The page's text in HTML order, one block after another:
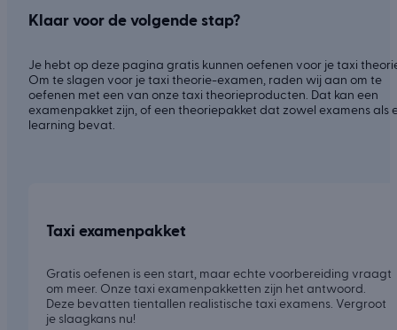
Klaar voor de volgende stap?
Je hebt op deze pagina gratis kunnen oefenen voor je taxi
Om te slagen voor je taxi theorie-examen, raden wij aan om te
oefenen met een van onze taxi theorieproducten. Dat kan een
examenpakket zijn, of een theoriepakket dat zowel examens als
learning bevat.
Taxi examenpakket
Gratis oefenen is een start, maar echte voorbereiding vraagt
om meer. Onze taxi examenpakketten zijn het antwoord.
Deze bevatten tientallen realistische taxi examens. Vergroot
je slaagkans nu!